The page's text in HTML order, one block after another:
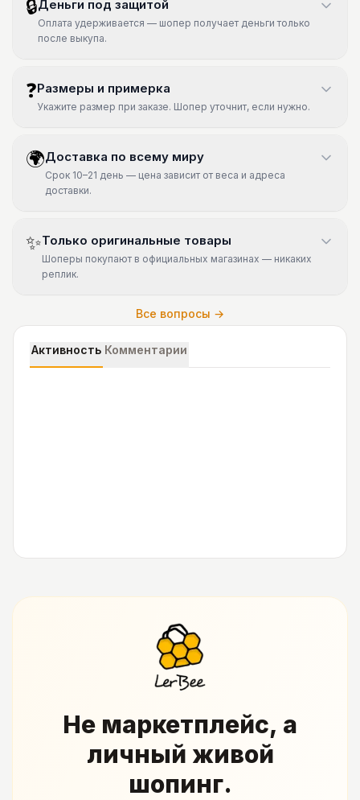
🔒Деньги под защитой
Оплата удерживается — шопер получает деньги только
после выкупа.
❓Размеры и примерка
Укажите размер при заказе. Шопер уточнит, если нужно.
🌍Доставка по всему миру
Срок 10–21 день — цена зависит от веса и адреса
доставки.
✨Только оригинальные товары
Шоперы покупают в официальных магазинах — никаких
реплик.
Все вопросы →
Активность Комментарии
Не маркетплейс, а
личный живой
шопинг.